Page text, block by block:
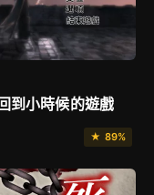
到小時候的遊戲
★ 89%